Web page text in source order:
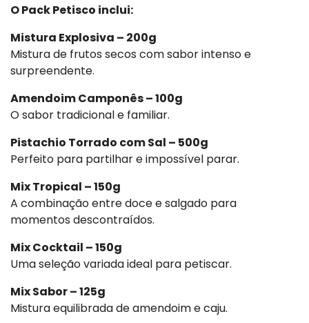
O Pack Petisco inclui:
Mistura Explosiva – 200g
Mistura de frutos secos com sabor intenso e
surpreendente.
Amendoim Camponês – 100g
O sabor tradicional e familiar.
Pistachio Torrado com Sal – 500g
Perfeito para partilhar e impossível parar.
Mix Tropical – 150g
A combinação entre doce e salgado para
momentos descontraídos.
Mix Cocktail – 150g
Uma seleção variada ideal para petiscar.
Mix Sabor – 125g
Mistura equilibrada de amendoim e caju.